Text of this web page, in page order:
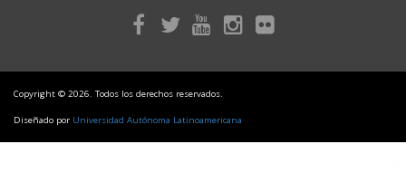
Copyright © 2026. Todos los derechos reservados.
Diseñado por Universidad Autónoma Latinoamericana